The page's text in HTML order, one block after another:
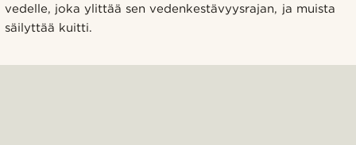
vedelle, joka ylittää sen vedenkestävyysrajan, ja muista
säilyttää kuitti.